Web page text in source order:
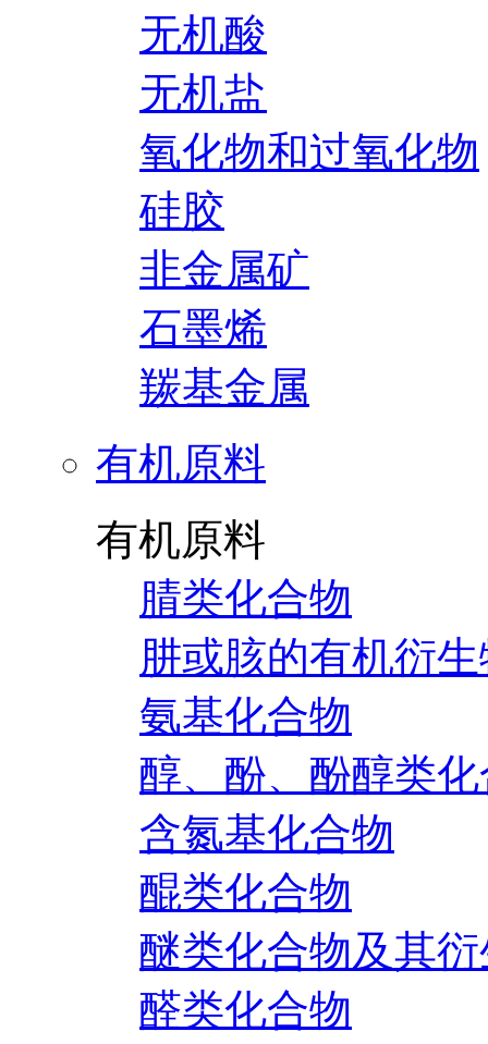
无机酸
无机盐
氧化物和过氧化物
硅胶
非金属矿
石墨烯
羰基金属
有机原料
有机原料
腈类化合物
肼或胲的有机衍
氨基化合物
醇、酚、酚醇类
含氮基化合物
醌类化合物
醚类化合物及其
醛类化合物